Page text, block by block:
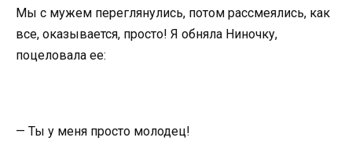
Мы с мужем переглянулись, потом рассмеялись, как
все, оказывается, просто! Я обняла Ниночку,
поцеловала ее:
— Ты у меня просто молодец!